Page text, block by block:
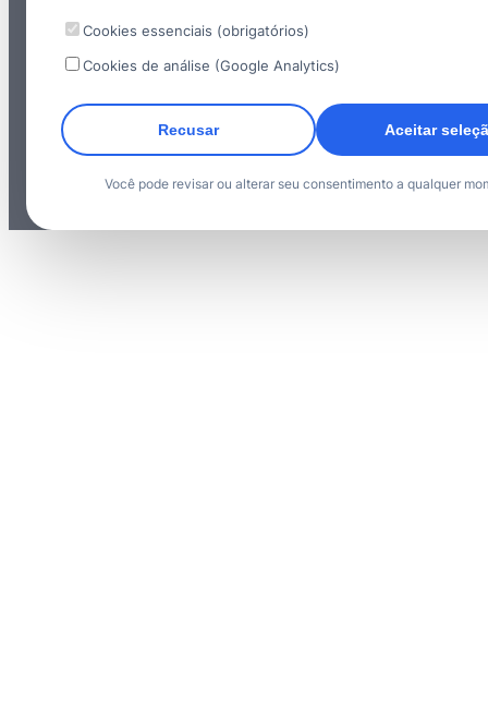
Cookies essenciais (obrigatórios)
Cookies de análise (Google Analytics)
Recusar Aceitar
Você pode revisar ou alterar seu consentimento a qualquer